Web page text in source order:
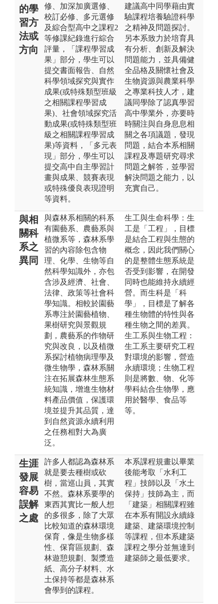
的學
習方
法或
方向
修、加深加廣選修、
校訂必修、多元選修
及綜合型高中之課程2
等修課紀錄進行綜合
評量，「課程學習成
果」部分，學生可以
提交書面報告、自然
科學領域探究與實作
成果(或特殊類型班級
之相關課程學習成
果)、社會領域探究活
動成果(或特殊類型班
級之相關課程學習成
果)等資料，「多元表
現」部分，學生可以
提交高中自主學習計
畫與成果、競賽表現
或特殊優良表現證明
等資料。
建議高中同學藉由實
驗課程培養驗證科學
之精神及問題探討。
另本系致力於培育具
有分析、創新及解決
問題能力，並具備健
全品格及關懷社會及
生物資源與農業科學
之專業科技人才，建
議同學除了認真學習
高中學業外，亦要時
時關注與自身息息相
關之各項議題，發現
問題，結合本系相關
課程及專題研究尋求
問題之解答，並學習
解決問題之能力，以
充實自己。
與相
關科
系之
異同
與森林系相關的科系
有園藝系、農藝系與
植微系等，森林系學
習的內容除包含物
理、化學、生物等自
然科學知識外，亦包
含涉及經濟、社會、
法律、政策等社會科
學知識。相較於園藝
系專注於園藝植物、
果樹研究與景觀規
劃，農藝系的作物研
究與改良，以及植微
系探討植物病理學及
微生物學，森林系關
注在拓展森林生態系
統知識，增進生物材
料產品價值，保護環
境並提升其品質，達
到自然資源永續利用
之任務相對大為廣
泛。
生工與生命科學：生
工是「工程」，目標
是結合工程與生態的
概念，因此我們關心
的是整體生態系統是
否受到影響，在開發
同時也能維持永續經
營。而生科是「科
學」，目標是了解各
種生物體的特性與各
種生物之間的差異。
生工系與生物工程：
生工系主要研究工程
對環境的影響，營造
永續環境；生物工程
則是將數、物、化等
學科結合生物學，應
用於醫學、食品等
等。
生涯
發展
容易
誤解
之處
許多人都認為森林系
就是要去種樹或砍
樹，當巡山員，其實
不然。森林系要學的
東西其實比一般人想
的多很多，除了大眾
比較知道的森林環境
保育，像是生物多樣
性、保育區規劃、森
林遊憩規劃、製漿造
紙、高分子材料、水
土保持等都是森林系
會學到的課程。
本系課程規畫以畢業
後能考取「水利工
程」技師以及「水土
保持」技師為主，而
「建築」相關課程雖
在本系有開設永續綠
建築、建築環境控制
等課程，但本系建築
課程之學分並無達到
建築師之最低要求。